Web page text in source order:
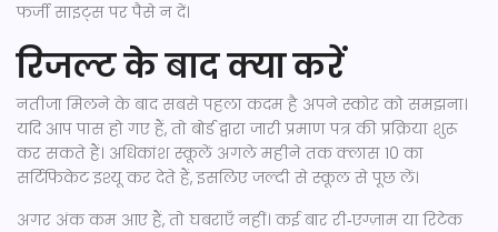
फर्जी साइट्स पर पैसे न दें।
रिजल्ट के बाद क्या करें
नतीजा मिलने के बाद सबसे पहला कदम है अपने स्कोर को समझना।
यदि आप पास हो गए हैं, तो बोर्ड द्वारा जारी प्रमाण पत्र की प्रक्रिया शुरू
कर सकते हैं। अधिकांश स्कूलें अगले महीने तक क्लास 10 का
सर्टिफिकेट इश्यू कर देते हैं, इसलिए जल्दी से स्कूल से पूछ लें।
अगर अंक कम आए हैं, तो घबराएँ नहीं। कई बार री‑एग्ज़ाम या रिटेक